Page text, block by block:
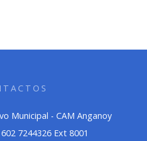
Municipal - CAM Anganoy
7244326 Ext 8001